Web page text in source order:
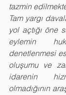
tazmin
Tam yargı
yol açtığı öne
eylemin
denetlenmesi
oluşumu ve
idarenin
olmadığının